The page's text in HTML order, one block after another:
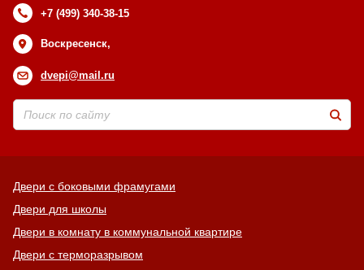
+7 (499) 340-38-15
Воскресенск,
dvepi@mail.ru
Двери с боковыми фрамугами
Двери для школы
Двери в комнату в коммунальной квартире
Двери с терморазрывом